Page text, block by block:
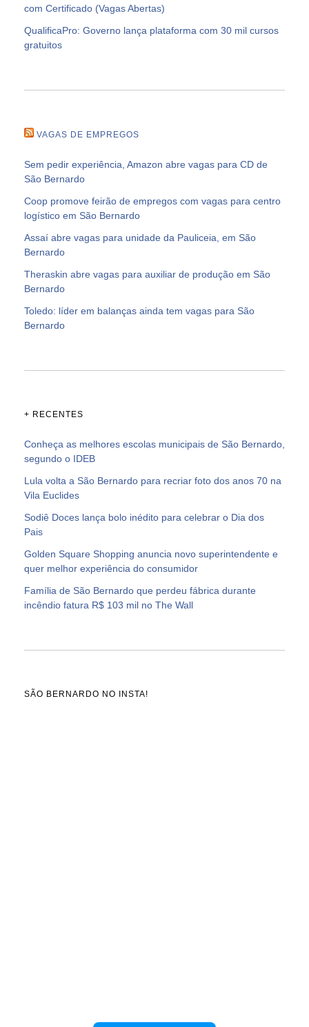
com Certificado (Vagas Abertas)
QualificaPro: Governo lança plataforma com 30 mil cursos
gratuitos
VAGAS DE EMPREGOS
Sem pedir experiência, Amazon abre vagas para CD de
São Bernardo
Coop promove feirão de empregos com vagas para centro
logístico em São Bernardo
Assaí abre vagas para unidade da Pauliceia, em São
Bernardo
Theraskin abre vagas para auxiliar de produção em São
Bernardo
Toledo: líder em balanças ainda tem vagas para São
Bernardo
+ RECENTES
Conheça as melhores escolas municipais de São Bernardo,
segundo o IDEB
Lula volta a São Bernardo para recriar foto dos anos 70 na
Vila Euclides
Sodiê Doces lança bolo inédito para celebrar o Dia dos
Pais
Golden Square Shopping anuncia novo superintendente e
quer melhor experiência do consumidor
Família de São Bernardo que perdeu fábrica durante
incêndio fatura R$ 103 mil no The Wall
SÃO BERNARDO NO INSTA!